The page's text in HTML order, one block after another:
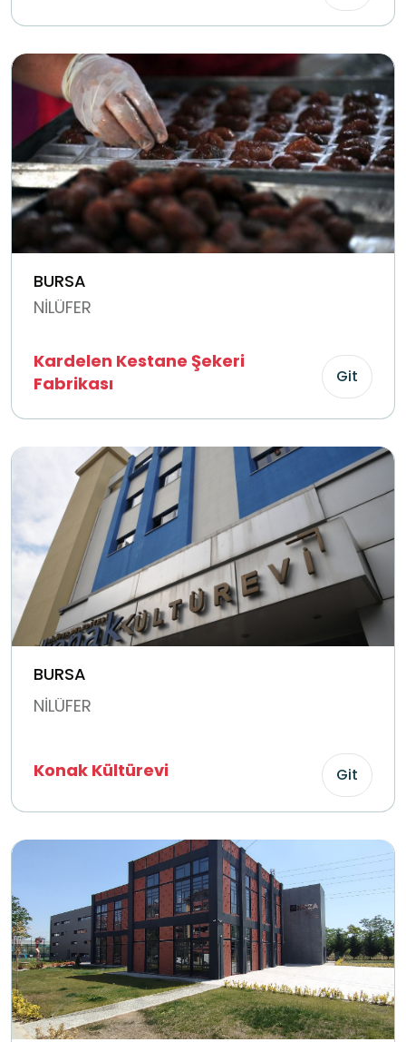
BURSA
NİLÜFER
Kardelen Kestane Şekeri
Fabrikası
Git
BURSA
NİLÜFER
Konak Kültürevi Git